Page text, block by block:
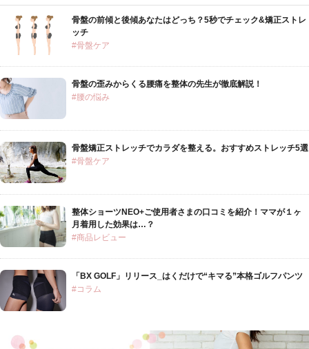
骨盤の前傾と後傾あなたはどっち？5秒でチェック&矯正ストレ
ッチ
#骨盤ケア
骨盤の歪みからくる腰痛を整体の先生が徹底解説！
#腰の悩み
骨盤矯正ストレッチでカラダを整える。おすすめストレッチ5選
#骨盤ケア
整体ショーツNEO+ご使用者さまの口コミを紹介！ママが１ヶ
月着用した効果は…？
#商品レビュー
「BX GOLF」リリース_はくだけで“キマる”本格ゴルフパンツ
#コラム